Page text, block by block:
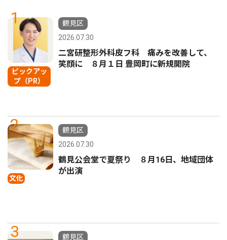
1
ピックアッ
プ（PR）
鶴見区
2026.07.30
二宮研整形外科皮フ科 痛みを改善して、
笑顔に ８月１日 豊岡町に新規開院
2
文化
鶴見区
2026.07.30
鶴見公会堂で夏祭り ８月16日、地域団体
が出演
3
鶴見区